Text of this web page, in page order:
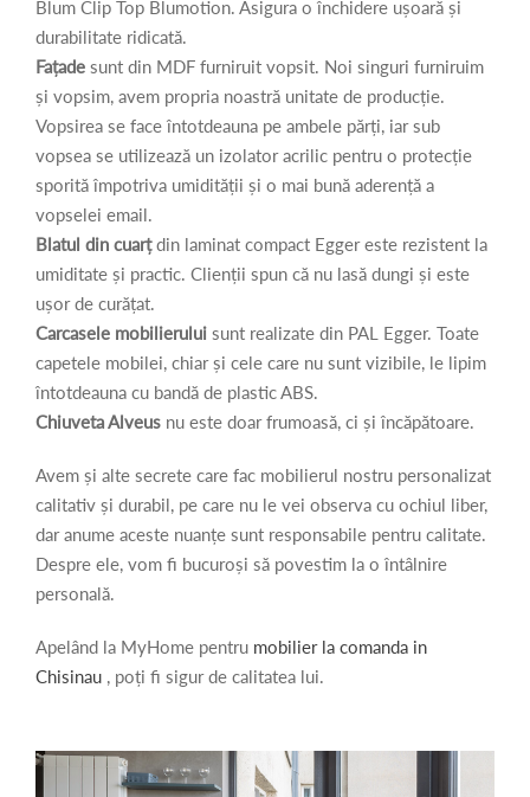
Blum Clip Top Blumotion. Asigura o închidere ușoară și
durabilitate ridicată.
Fațade sunt din MDF furniruit vopsit. Noi singuri furniruim
și vopsim, avem propria noastră unitate de producție.
Vopsirea se face întotdeauna pe ambele părți, iar sub
vopsea se utilizează un izolator acrilic pentru o protecție
sporită împotriva umidității și o mai bună aderență a
vopselei email.
Blatul din cuarțdin laminat compact Egger este rezistent la
umiditate și practic. Clienții spun că nu lasă dungi și este
ușor de curățat.
Carcasele mobilierului sunt realizate din PAL Egger. Toate
capetele mobilei, chiar și cele care nu sunt vizibile, le lipim
întotdeauna cu bandă de plastic ABS.
Chiuveta Alveus nu este doar frumoasă, ci și încăpătoare.
Avem și alte secrete care fac mobilierul nostru personalizat
calitativ și durabil, pe care nu le vei observa cu ochiul liber,
dar anume aceste nuanțe sunt responsabile pentru calitate.
Despre ele, vom fi bucuroși să povestim la o întâlnire
personală.
Apelând la MyHome pentru mobilier la comanda in
Chisinau , poți fi sigur de calitatea lui.